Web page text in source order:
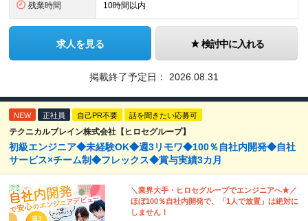
残業時間 10時間以内
求人を見る 検討中に入れる
掲載終了予定日： 2026.08.31
NEW 正社員 自己PR不要 話を聞きたい応募可
テクニカルブレイン株式会社【ヒロセグループ】
初級エンジニア◆未経験OK◆週3リモワ◆100％自社内開発◆自社
サービス×チーム制◆フレックス◆賞与実績3カ月
＼業界大手・ヒロセグループでエンジニアへ★／
ほぼ100％自社内開発で、「1人で放置」は絶対に
しません！